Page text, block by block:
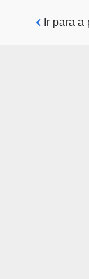
Pular para
Ir para